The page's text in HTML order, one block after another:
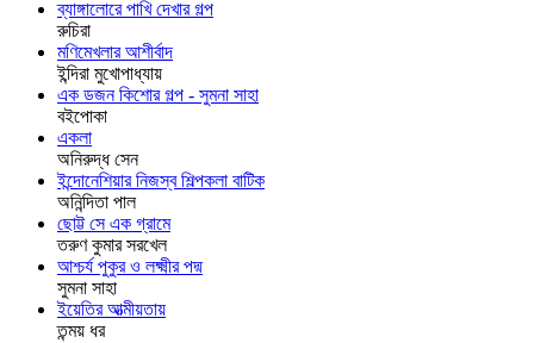
ব্যাঙ্গালোরে পাখি দেখার গল্প
রুচিরা
মণিমেখলার আশীর্বাদ
ইন্দিরা মুখোপাধ্যায়
এক ডজন কিশোর গল্প - সুমনা সাহা
বইপোকা
একলা
অনিরুদ্ধ সেন
ইন্দোনেশিয়ার নিজস্ব শিল্পকলা বাটিক
অনিন্দিতা পাল
ছোট্ট সে এক গ্রামে
তরুণ কুমার সরখেল
আশ্চর্য পুকুর ও লক্ষ্মীর পদ্ম
সুমনা সাহা
ইয়েতির আত্মীয়তায়
তন্ময় ধর